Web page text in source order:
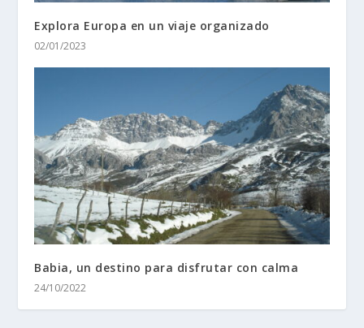
Explora Europa en un viaje organizado
02/01/2023
Babia, un destino para disfrutar con calma
24/10/2022